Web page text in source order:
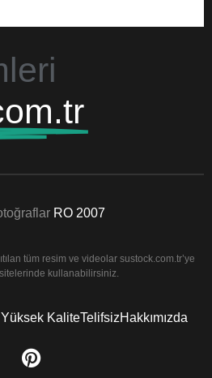
RO 2007
tüm resim ve videolar sustock.com.tr’ye
kullanabilirsiniz.
Yüksek KaliteTelifsizHakkımızda